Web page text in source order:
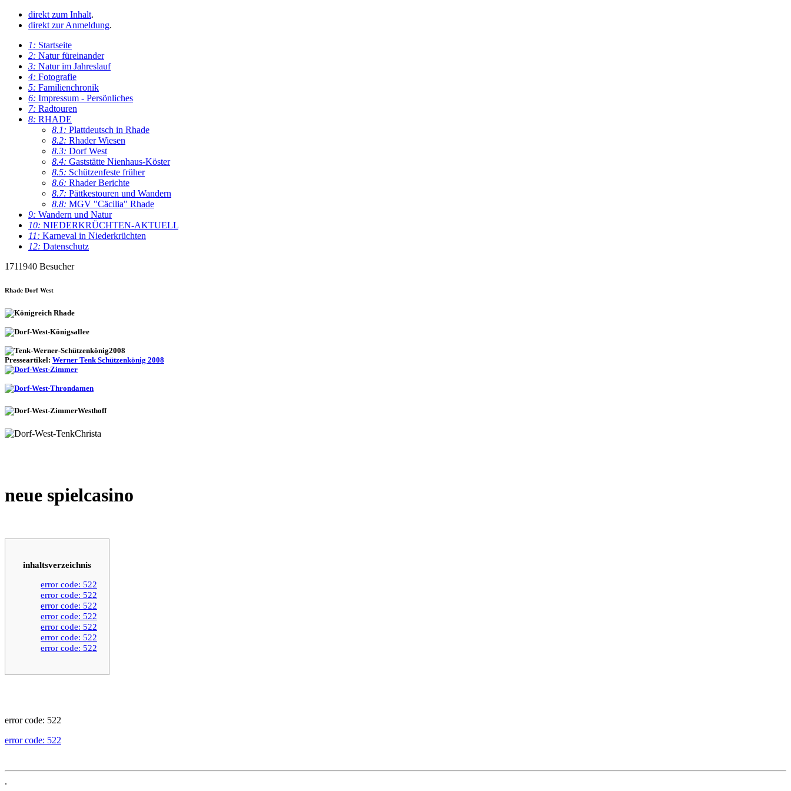
direkt zum Inhalt.
direkt zur Anmeldung.
1: Startseite
2: Natur füreinander
3: Natur im Jahreslauf
4: Fotografie
5: Familienchronik
6: Impressum - Persönliches
7: Radtouren
8: RHADE
8.1: Plattdeutsch in Rhade
8.2: Rhader Wiesen
8.3: Dorf West
8.4: Gaststätte Nienhaus-Köster
8.5: Schützenfeste früher
8.6: Rhader Berichte
8.7: Pättkestouren und Wandern
8.8: MGV "Cäcilia" Rhade
9: Wandern und Natur
10: NIEDERKRÜCHTEN-AKTUELL
11: Karneval in Niederkrüchten
12: Datenschutz
1711940 Besucher
Rhade Dorf West
Presseartikel: Werner Tenk Schützenkönig 2008
neue spielcasino
inhaltsverzeichnis
error code: 522
error code: 522
error code: 522
error code: 522
error code: 522
error code: 522
error code: 522
error code: 522
error code: 522
.